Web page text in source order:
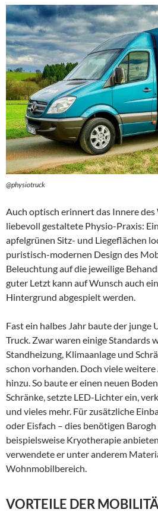
@physiotruck
Auch optisch erinnert das Innere des
liebevoll gestaltete Physio-Praxis:
apfelgrünen Sitz- und Liegeflächen
puristisch-modernen Design des
Beleuchtung auf die jeweilige
guter Letzt kann auf Wunsch auch
Hintergrund abgespielt werden.
Fast ein halbes Jahr baute der junge
Truck. Zwar waren einige Standards
Standheizung, Klimaanlage und
schon vorhanden. Doch viele
hinzu. So baute er einen neuen
Schränke, setzte LED-Lichter ein,
und vieles mehr. Für zusätzliche
oder Eisfach – dies benötigen
beispielsweise Kryotherapie
verwendete er unter anderem
Wohnmobilbereich.
VORTEILE DER